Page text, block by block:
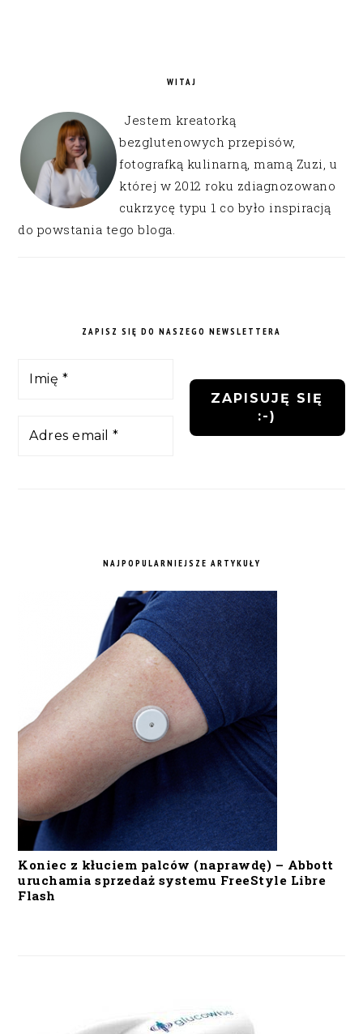
WITAJ
Jestem kreatorką
bezglutenowych przepisów,
fotografką kulinarną, mamą Zuzi, u
której w 2012 roku zdiagnozowano
cukrzycę typu 1 co było inspiracją
do powstania tego bloga.
ZAPISZ SIĘ DO NASZEGO NEWSLETTERA
NAJPOPULARNIEJSZE ARTYKUŁY
Koniec z kłuciem palców (naprawdę) – Abbott
uruchamia sprzedaż systemu FreeStyle Libre
Flash